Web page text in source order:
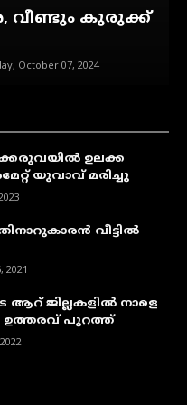
വീണ്ടും കുരുക്ക്
October 07, 2024
ഉലക്ക
യുവാവ് മരിച്ചു
വീട്ടിൽ
2021
ആറ് ജില്ലകളിൽ നാളെ
ഉത്തരവ് പുറത്ത്